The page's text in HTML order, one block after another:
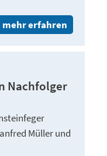
mehr erfahren
Nachfolger
Müller und